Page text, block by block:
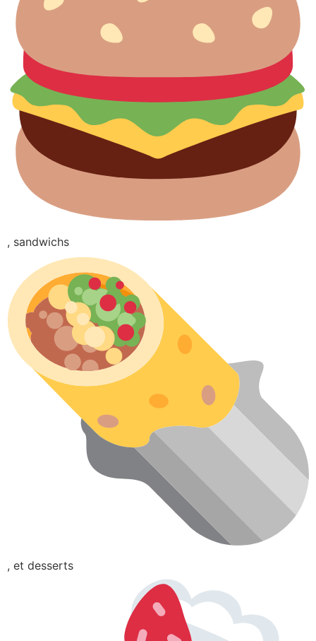
, sandwichs
, et desserts